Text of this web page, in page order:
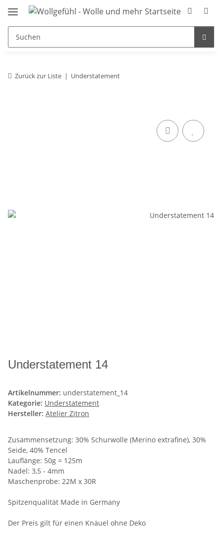
Zurück zur Liste Understatement
Understatement 14
Artikelnummer: understatement_14
Kategorie: Understatement
Hersteller: Atelier Zitron
Zusammensetzung: 30% Schurwolle (Merino extrafine), 30%
Seide, 40% Tencel
Lauflänge: 50g = 125m
Nadel: 3,5 - 4mm
Maschenprobe: 22M x 30R
Spitzenqualität Made in Germany
Der Preis gilt für einen Knäuel ohne Deko